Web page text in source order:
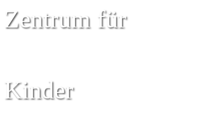
Zentrum für
Kinder